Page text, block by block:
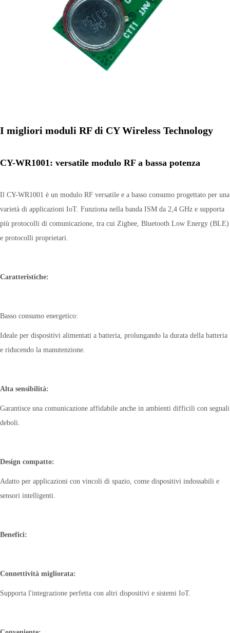
I migliori moduli RF di CY Wireless Technology
CY-WR1001: versatile modulo RF a bassa potenza
Il CY-WR1001 è un modulo RF versatile e a basso consumo progettato per una
varietà di applicazioni IoT. Funziona nella banda ISM da 2,4 GHz e supporta
più protocolli di comunicazione, tra cui Zigbee, Bluetooth Low Energy (BLE)
e protocolli proprietari.
Caratteristiche:
Basso consumo energetico:
Ideale per dispositivi alimentati a batteria, prolungando la durata della batteria
e riducendo la manutenzione.
Alta sensibilità:
Garantisce una comunicazione affidabile anche in ambienti difficili con segnali
deboli.
Design compatto:
Adatto per applicazioni con vincoli di spazio, come dispositivi indossabili e
sensori intelligenti.
Benefici:
Connettività migliorata:
Supporta l'integrazione perfetta con altri dispositivi e sistemi IoT.